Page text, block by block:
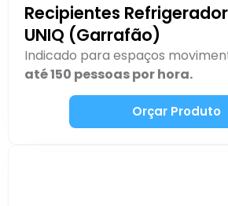
Recipientes
UNIQ (Garrafão)
Indicado para espaços
até 150 pessoas por hora.
Orçar Produto